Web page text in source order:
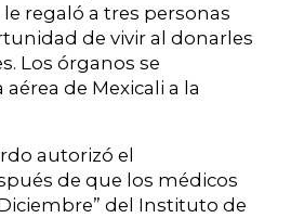
regaló a tres personas
de vivir al donarles
Los órganos se
de Mexicali a la
autorizó el
de que los médicos
del Instituto de